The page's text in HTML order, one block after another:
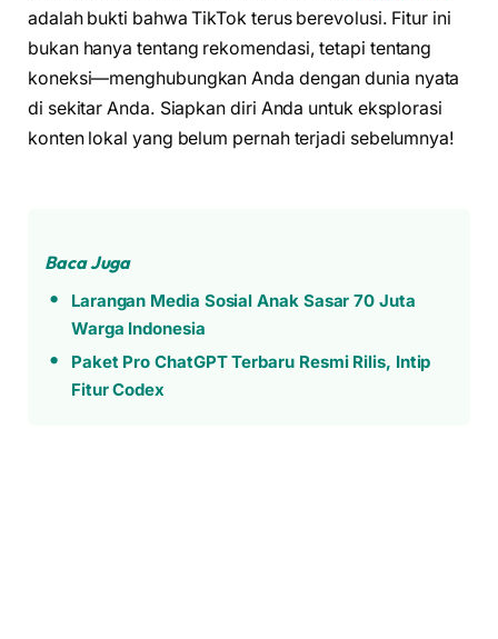
adalah bukti bahwa TikTok terus berevolusi. Fitur ini
bukan hanya tentang rekomendasi, tetapi tentang
koneksi—menghubungkan Anda dengan dunia nyata
di sekitar Anda. Siapkan diri Anda untuk eksplorasi
konten lokal yang belum pernah terjadi sebelumnya!
Baca Juga
Larangan Media Sosial Anak Sasar 70 Juta
Warga Indonesia
Paket Pro ChatGPT Terbaru Resmi Rilis, Intip
Fitur Codex